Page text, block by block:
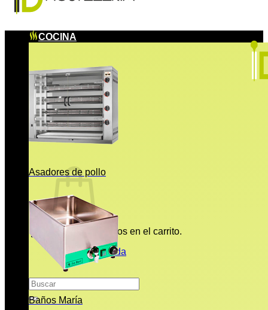
No hay productos en el carrito.
Volver a la tienda
Buscar
por:
COCINA
Asadores de pollo
Baños María